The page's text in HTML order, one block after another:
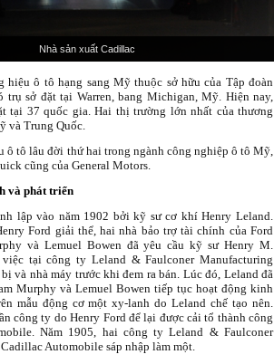
Nhà sản xuất Cadillac
hiệu ô tô hạng sang Mỹ thuộc sở hữu của Tập đoàn
trụ sở đặt tại Warren, bang Michigan, Mỹ. Hiện nay,
tại 37 quốc gia. Hai thị trường lớn nhất của thương
và Trung Quốc.
ô tô lâu đời thứ hai trong ngành công nghiệp ô tô Mỹ,
cũng của General Motors.
và phát triển
lập vào năm 1902 bởi kỹ sư cơ khí Henry Leland.
Ford giải thể, hai nhà bảo trợ tài chính của Ford
và Lemuel Bowen đã yêu cầu kỹ sư Henry M.
tại công ty Leland & Faulconer Manufacturing
và nhà máy trước khi đem ra bán. Lúc đó, Leland đã
Murphy và Lemuel Bowen tiếp tục hoạt động kinh
mẫu động cơ một xy-lanh do Leland chế tạo nên.
công ty do Henry Ford để lại được cải tổ thành công
Năm 1905, hai công ty Leland & Faulconer
Automobile sáp nhập làm một.